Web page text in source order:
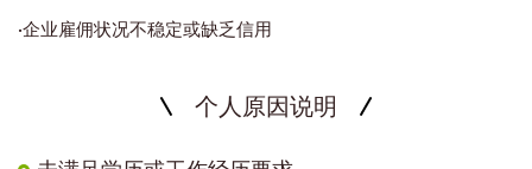
·企业雇佣状况不稳定或缺乏信用
个人原因说明